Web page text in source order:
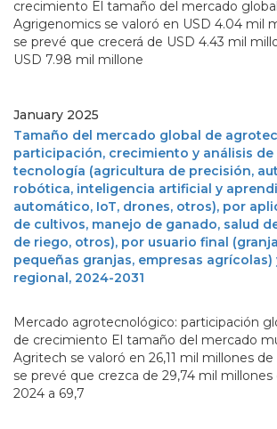
crecimiento El tamaño del mercado
Agrigenomics se valoró en USD 4.04 mil
se prevé que crecerá de USD 4.43 mil
USD 7.98 mil millone
January 2025
Tamaño del mercado global de
participación, crecimiento y análisis
tecnología (agricultura de precisión,
robótica, inteligencia artificial y
automático, IoT, drones, otros), por
de cultivos, manejo de ganado, salud
de riego, otros), por usuario final
pequeñas granjas, empresas agrícolas)
regional, 2024-2031
Mercado agrotecnológico: participación
de crecimiento El tamaño del mercado
Agritech se valoró en 26,11 mil millones
se prevé que crezca de 29,74 mil millones
2024 a 69,7